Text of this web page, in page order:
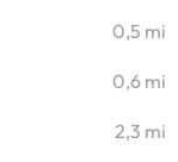
0,5 mi
0,6 mi
2,3 mi